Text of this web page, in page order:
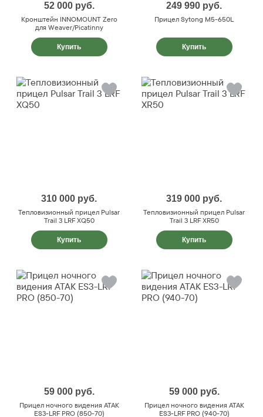
52 000 руб.
Кронштейн INNOMOUNT Zero
для Weaver/Picatinny
Купить
249 990 руб.
Прицел Sytong M5-650L
Купить
310 000 руб.
Тепловизионный прицел Pulsar
Trail 3 LRF XQ50
Купить
319 000 руб.
Тепловизионный прицел Pulsar
Trail 3 LRF XR50
Купить
59 000 руб.
Прицел ночного видения ATAK
ES3-LRF PRO (850-70)
59 000 руб.
Прицел ночного видения ATAK
ES3-LRF PRO (940-70)